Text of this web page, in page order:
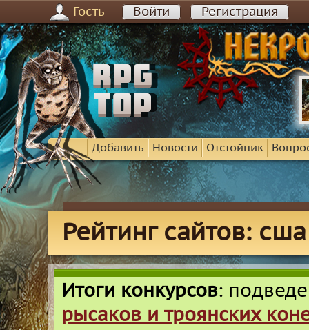
Гость Войти Регистрация
Добавить Новости Отстойник
Рейтинг сайтов: сша
Итоги конкурсов:
рысаков и троянских